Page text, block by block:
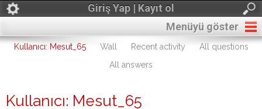
Giriş Yap | Kayıt ol
Menüyü göster
Kullanıcı: Mesut_65 Wall Recent activity
All questions
All answers
Kullanıcı: Mesut_65